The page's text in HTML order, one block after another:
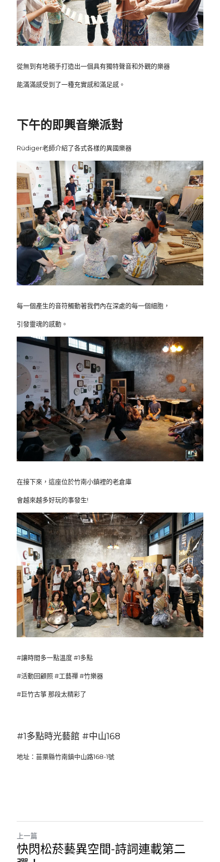
從無到有地親手打造出一個具有獨特聲音和外觀的樂器
能滿滿感受到了一種充實感和滿足感。
下午的即興音樂派對
Rüdiger老師介紹了各式各樣的異國樂器
每一個產生的音符觸動著我們內在深處的每一個細胞，
引發靈魂的感動。
在接下來，這座位於竹南小鎮裡的老倉庫
會越來越多好玩的事發生!
#讓時間多一點溫度 #1多點
#活動回顧照 #工藝禪 #竹樂器
#巨竹古箏 那段太精彩了
#1多點時光藝館 #中山168
地址：苗栗縣竹南鎮中山路168-1號
上一篇
快閃松菸藝異空間-詩詞連載第二